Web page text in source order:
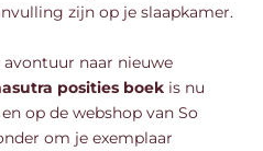
zijn op je slaapkamer.
avontuur naar nieuwe
posities boek is nu
op de webshop van So
om je exemplaar